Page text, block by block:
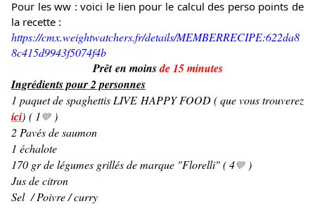
Pour les ww : voici le lien pour le calcul des perso points de
la recette :
https://cmx.weightwatchers.fr/details/MEMBERRECIPE:622da8
8c415d9943f5074f4b
Prêt en moinsde 15 minutes
Ingrédients pour 2 personnes
1 paquet de spaghettis LIVE HAPPY FOOD( que vous trouverez
ici) ( 1💙 )
2 Pavés de saumon
1 échalote
170 gr de légumes grillés de marque "Florelli" ( 4💙 )
Jus de citron
Sel / Poivre / curry